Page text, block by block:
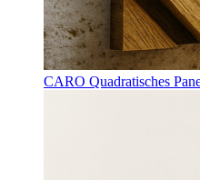
CARO Quadratisches